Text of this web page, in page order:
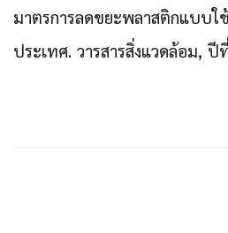
มาตรการลดขยะพลาสติกแบบใ
ประเทศ. วารสารสิ่งแวดล้อม,